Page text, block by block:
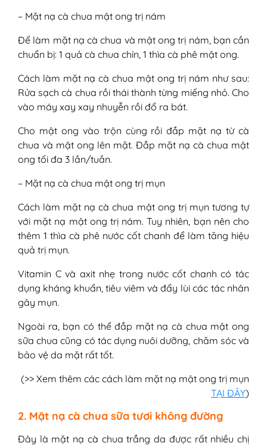
– Mặt nạ cà chua mật ong trị nám
Để làm mặt nạ cà chua và mật ong trị nám, bạn cần
chuẩn bị: 1 quả cà chua chín, 1 thìa cà phê mật ong.
Cách làm mặt nạ cà chua mật ong trị nám như sau:
Rửa sạch cà chua rồi thái thành từng miếng nhỏ. Cho
vào máy xay xay nhuyễn rồi đổ ra bát.
Cho mật ong vào trộn cùng rồi đắp mặt nạ từ cà
chua và mật ong lên mặt. Đắp mặt nạ cà chua mật
ong tối đa 3 lần/tuần.
– Mặt nạ cà chua mật ong trị mụn
Cách làm mặt nạ cà chua mật ong trị mụn tương tự
với mặt nạ mật ong trị nám. Tuy nhiên, bạn nên cho
thêm 1 thìa cà phê nước cốt chanh để làm tăng hiệu
quả trị mụn.
Vitamin C và axit nhẹ trong nước cốt chanh có tác
dụng kháng khuẩn, tiêu viêm và đẩy lùi các tác nhân
gây mụn.
Ngoài ra, bạn có thể đắp mặt nạ cà chua mật ong
sữa chua cũng có tác dụng nuôi dưỡng, chăm sóc và
bảo vệ da mặt rất tốt.
(>> Xem thêm các cách làm mặt nạ mật ong trị mụn
TẠI ĐÂY)
2. Mặt nạ cà chua sữa tươi không đường
Đây là mặt nạ cà chua trắng da được rất nhiều chị